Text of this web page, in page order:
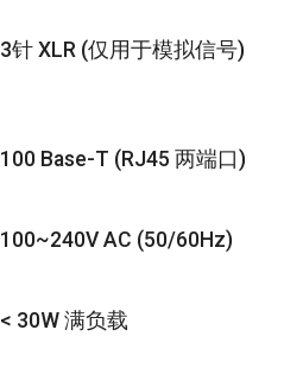
3针 XLR (仅用于模拟信号)
100 Base-T (RJ45 两端口)
100~240V AC (50/60Hz)
< 30W 满负载